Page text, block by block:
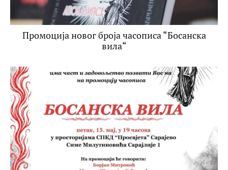
Промоција новог броја часописа “Босанска
вила“